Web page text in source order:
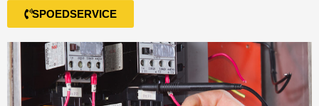
SPOEDSERVICE